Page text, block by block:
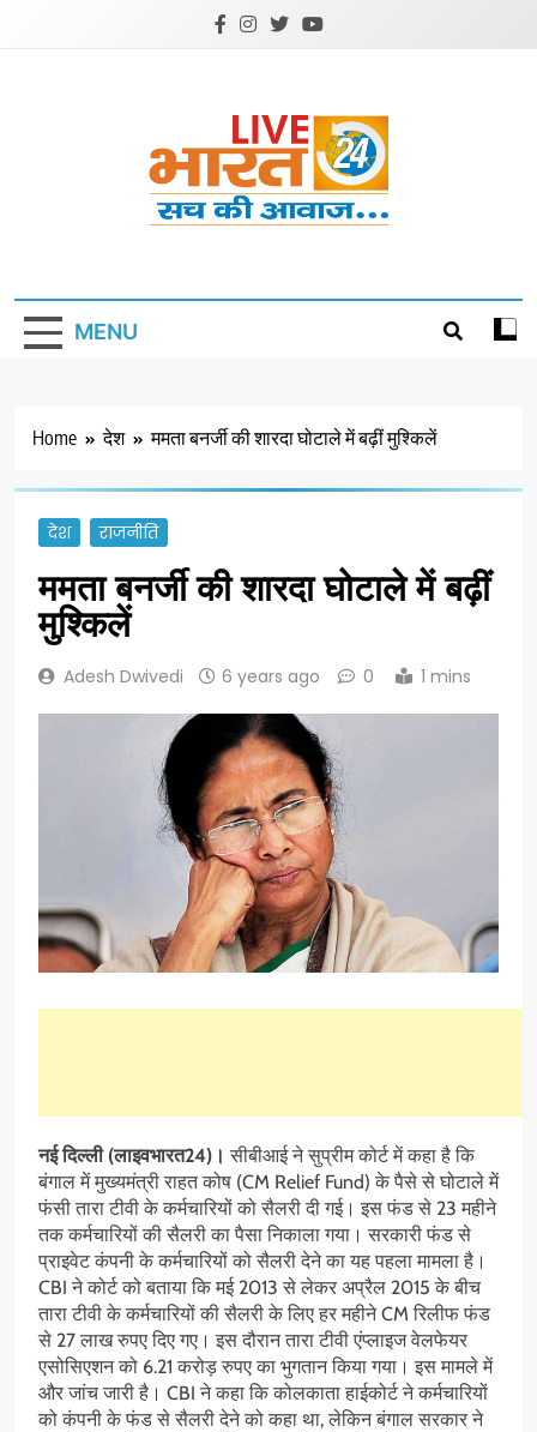
MENU
Home देश ममता बनर्जी की शारदा घोटाले में बढ़ीं मुश्किलें
देश राजनीति
ममता बनर्जी की शारदा घोटाले में बढ़ीं
मुश्किलें
Adesh Dwivedi 6 years ago 0 1 mins
नई दिल्ली (लाइवभारत24)। सीबीआई ने सुप्रीम कोर्ट में कहा है कि
बंगाल में मुख्यमंत्री राहत कोष (CM Relief Fund) के पैसे से घोटाले में
फंसी तारा टीवी के कर्मचारियों को सैलरी दी गई। इस फंड से 23 महीने
तक कर्मचारियों की सैलरी का पैसा निकाला गया। सरकारी फंड से
प्राइवेट कंपनी के कर्मचारियों को सैलरी देने का यह पहला मामला है।
CBI ने कोर्ट को बताया कि मई 2013 से लेकर अप्रैल 2015 के बीच
तारा टीवी के कर्मचारियों की सैलरी के लिए हर महीने CM रिलीफ फंड
से 27 लाख रुपए दिए गए। इस दौरान तारा टीवी एंप्लाइज वेलफेयर
एसोसिएशन को 6.21 करोड़ रुपए का भुगतान किया गया। इस मामले में
और जांच जारी है। CBI ने कहा कि कोलकाता हाईकोर्ट ने कर्मचारियों
को कंपनी के फंड से सैलरी देने को कहा था, लेकिन बंगाल सरकार ने